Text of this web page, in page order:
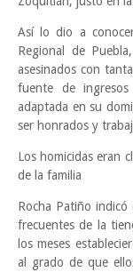
Así lo dio a
Regional de
asesinados con
fuente de
adaptada en su
ser honrados y
Los homicidas eran
de la familia
Rocha Patiño
frecuentes de la
los meses
al grado de que